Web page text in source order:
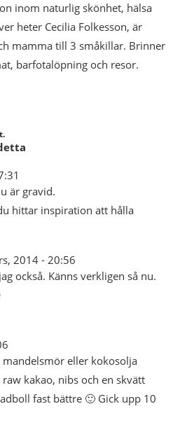
inom naturlig skönhet, hälsa
heter Cecilia Folkesson, är
mamma till 3 småkillar. Brinner
barfotalöpning och resor.
är gravid.
hittar inspiration att hålla
2014 - 20:56
också. Känns verkligen så nu.
mandelsmör eller kokosolja
kakao, nibs och en skvätt
fast bättre 🙂 Gick upp 10